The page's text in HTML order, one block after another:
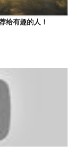
给有趣的人！